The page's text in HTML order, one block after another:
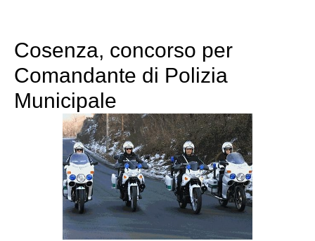
Cosenza, concorso per
Comandante di Polizia
Municipale